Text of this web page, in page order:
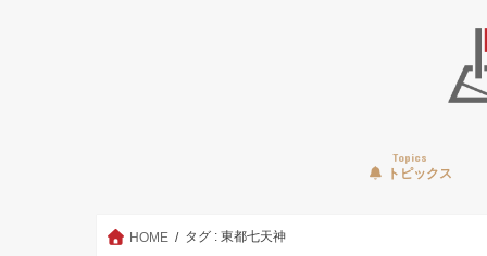
Topics
トピックス
HOME タグ : 東都七天神